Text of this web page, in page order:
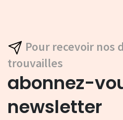
Pour recevoir nos
trouvailles
abonnez-
newsletter